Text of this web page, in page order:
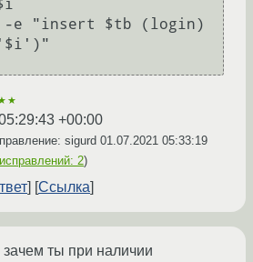
+00:00
sigurd 01.07.2021 05:33:19
исправлений: 2)
Ссылка
зачем ты при наличии